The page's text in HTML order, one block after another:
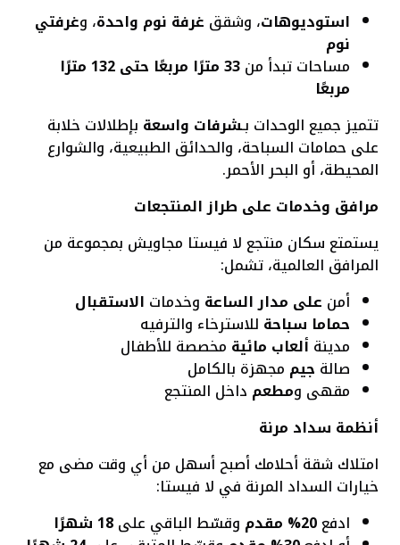
استوديوهات، وشققغرفة نوم واحدة، و غرفتي
نوم
مساحات تبدأ من
33 مترًا مربعًا حتى 132 مترًا
مربعًا
تتميز جميع الوحدات بـشرفات واسعةبإطلالات خلابة
على حمامات السباحة، والحدائق الطبيعية، والشوارع
المحيطة، أو البحر الأحمر.
مرافق وخدمات على طراز المنتجعات
يستمتع سكان منتجع لا فيستا مجاويش بمجموعة من
المرافق العالمية، تشمل:
أمنعلى مدار الساعةوخدماتالاستقبال
حماما سباحةللاسترخاء والترفيه
مدينةألعاب مائيةمخصصة للأطفال
صالةجيممجهزة بالكامل
مقهى و مطعمداخل المنتجع
أنظمة سداد مرنة
امتلاك شقة أحلامك أصبح أسهل من أي وقت مضى مع
خيارات السداد المرنة في لا فيستا:
ادفع20% مقدم وقسّط الباقي على18 شهرًا